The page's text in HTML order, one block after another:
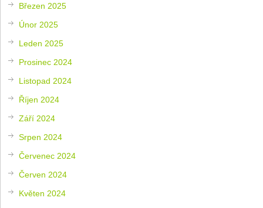
Březen 2025
Únor 2025
Leden 2025
Prosinec 2024
Listopad 2024
Říjen 2024
Září 2024
Srpen 2024
Červenec 2024
Červen 2024
Květen 2024